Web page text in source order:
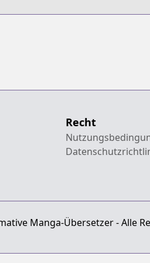
Recht
Manga-Übersetzer - Alle